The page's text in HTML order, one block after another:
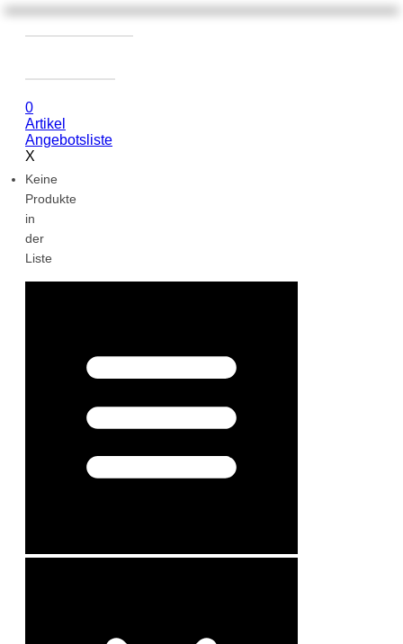
0
Artikel
Angebotsliste
X
Keine
Produkte
in
der
Liste